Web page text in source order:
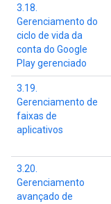
3.18.
Gerenciamento do
ciclo de vida da
conta do Google
Play gerenciado
3.19.
Gerenciamento de
faixas de
aplicativos
3.20.
Gerenciamento
avançado de